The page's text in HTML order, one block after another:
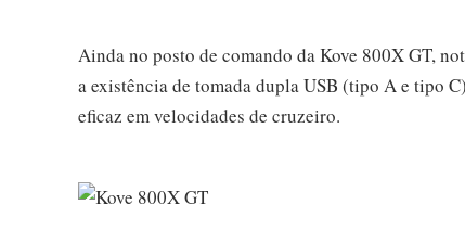
Ainda no posto de comando da Kove 800X GT,
a existência de tomada dupla USB (tipo A e tipo
eficaz em velocidades de cruzeiro.